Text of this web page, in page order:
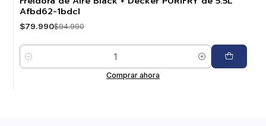
Afbd62-1bdcl
$79.990$94.990
Cantidad
Comprar ahora